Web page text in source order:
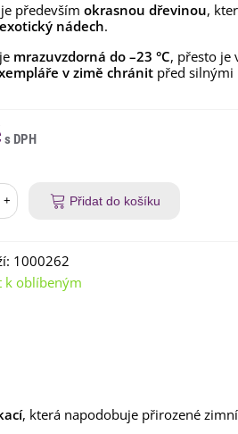
především okrasnou dřevinou,
exotický nádech.
mrazuvzdorná do –23 °C, přesto je
v zimě chránit před silnými
+ Přidat do košíku
1000262
k oblíbeným
, která napodobuje přirozené